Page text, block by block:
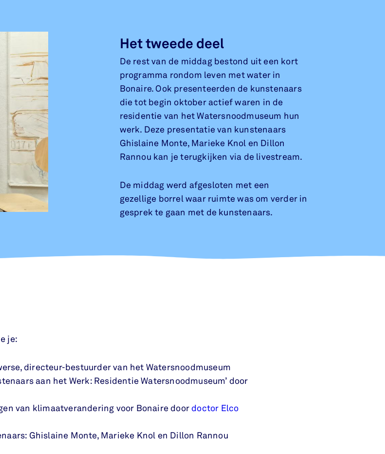
Het tweede deel
De rest van de middag bestond uit een kort
programma rondom leven met water in
Bonaire. Ook presenteerden de kunstenaars
die tot begin oktober actief waren in de
residentie van het Watersnoodmuseum hun
werk. Deze presentatie van kunstenaars
Ghislaine Monte, Marieke Knol en Dillon
Rannou kan je terugkijken via de livestream.
De middag werd afgesloten met een
gezellige borrel waar ruimte was om verder in
gesprek te gaan met de kunstenaars.
je:
directeur-bestuurder van het Watersnoodmuseum
aan het Werk: Residentie Watersnoodmuseum’ door
van klimaatverandering voor Bonaire door doctor Elco
Ghislaine Monte, Marieke Knol en Dillon Rannou